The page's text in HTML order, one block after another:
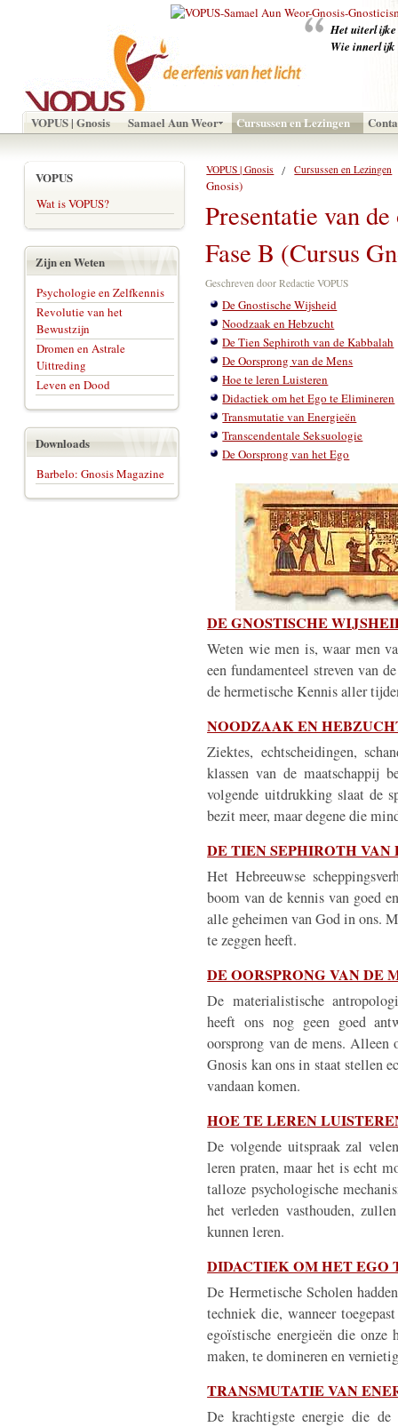
‪Het uiterlijke
Wie innerlijk
VOPUS | Gnosis Samael Aun Weor Cursussen en Lezingen
VOPUS | Gnosis Cursussen en Lezingen
Gnosis)
Presentatie van
Fase B (Cursus
Geschreven door Redactie VOPUS
De Gnostische Wijsheid
Noodzaak en Hebzucht
De Tien Sephiroth van de Kabbalah
De Oorsprong van de Mens
Hoe te leren Luisteren
Didactiek om het Ego te Elimineren
Transmutatie van Energieën
Transcendentale Seksuologie
De Oorsprong van het Ego
DE GNOSTISCHE
Weten wie men is, waar men
een fundamenteel streven van
de hermetische Kennis aller
NOODZAAK EN
Ziektes, echtscheidingen,
klassen van de maatschappij
volgende uitdrukking slaat de
bezit meer, maar degene die
DE TIEN SEPHIROTH
Het Hebreeuwse
boom van de kennis van goed
alle geheimen van God in ons.
te zeggen heeft.
DE OORSPRONG VAN DE
De materialistische
heeft ons nog geen goed
oorsprong van de mens. Alleen
Gnosis kan ons in staat stellen
vandaan komen.
HOE TE LEREN
De volgende uitspraak zal
leren praten, maar het is echt
talloze psychologische
het verleden vasthouden,
kunnen leren.
DIDACTIEK OM HET EGO
De Hermetische Scholen
techniek die, wanneer
egoïstische energieën die onze
maken, te domineren en
TRANSMUTATIE VAN
De krachtigste energie die
VOPUS
Wat is VOPUS?
Zijn en Weten
Psychologie en Zelfkennis
Revolutie van het
Bewustzijn
Dromen en Astrale
Uittreding
Leven en Dood
Downloads
Barbelo: Gnosis Magazine